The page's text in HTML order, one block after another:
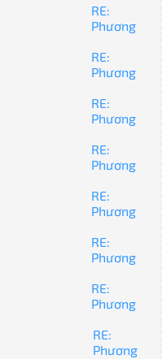
RE:
Phương
RE:
Phương
RE:
Phương
RE:
Phương
RE:
Phương
RE:
Phương
RE:
Phương
RE:
Phương